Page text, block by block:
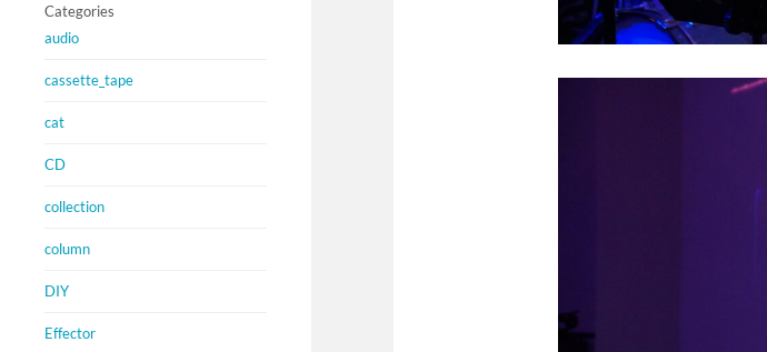
Categories
audio
cassette_tape
cat
CD
collection
column
DIY
Effector